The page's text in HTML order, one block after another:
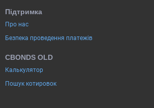
Підтримка
Про нас
Безпека проведення платежів
CBONDS OLD
Калькулятор
Пошук котировок